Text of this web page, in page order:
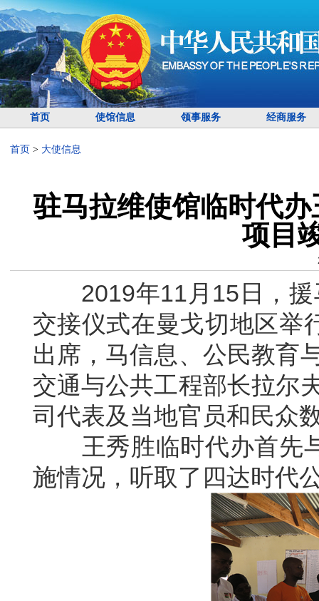
首页 使馆信息 领事服务 经商服务
首页 > 大使信息
驻马拉维使馆临时代
项目
2019年11月15日，援
交接仪式在曼戈切地区举
出席，马信息、公民教育
交通与公共工程部长拉尔
司代表及当地官员和民众
王秀胜临时代办首先与
施情况，听取了四达时代